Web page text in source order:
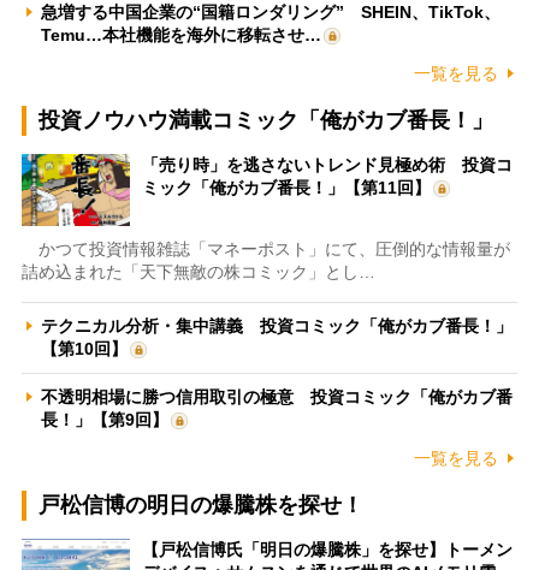
急増する中国企業の“国籍ロンダリング” SHEIN、TikTok、
Temu…本社機能を海外に移転させ…
一覧を見る
投資ノウハウ満載コミック「俺がカブ番長！」
「売り時」を逃さないトレンド見極め術 投資コ
ミック「俺がカブ番長！」【第11回】
かつて投資情報雑誌「マネーポスト」にて、圧倒的な情報量が
詰め込まれた「天下無敵の株コミック」とし…
テクニカル分析・集中講義 投資コミック「俺がカブ番長！」
【第10回】
不透明相場に勝つ信用取引の極意 投資コミック「俺がカブ番
長！」【第9回】
一覧を見る
戸松信博の明日の爆騰株を探せ！
【戸松信博氏「明日の爆騰株」を探せ】トーメン